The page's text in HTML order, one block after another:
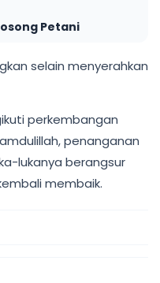
Petani
selain menyerahkan
perkembangan
penanganan
lukanya berangsur
membaik.